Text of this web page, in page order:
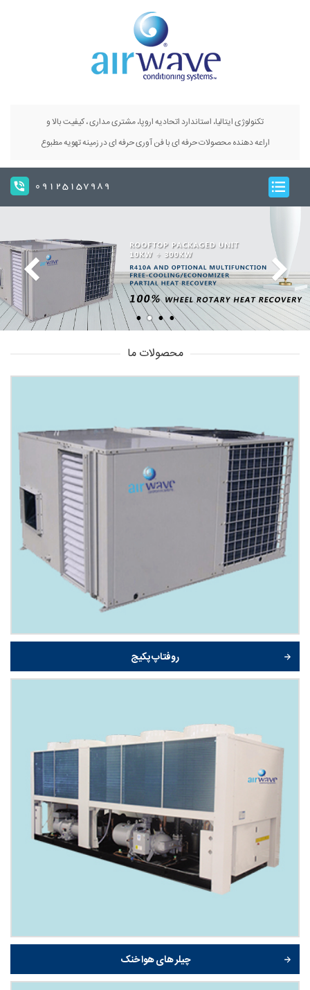
تکنولوژی ایتالیا، استاندارد اتحادیه اروپا، مشتری مداری ، کیفیت بالا و
اراعه دهنده محصولات حرفه ای با فن آوری حرفه ای در زمینه تهویه مطبوع
09125157989
محصولات ما
روفتاپ پکیج
چیلر های هوا خنک